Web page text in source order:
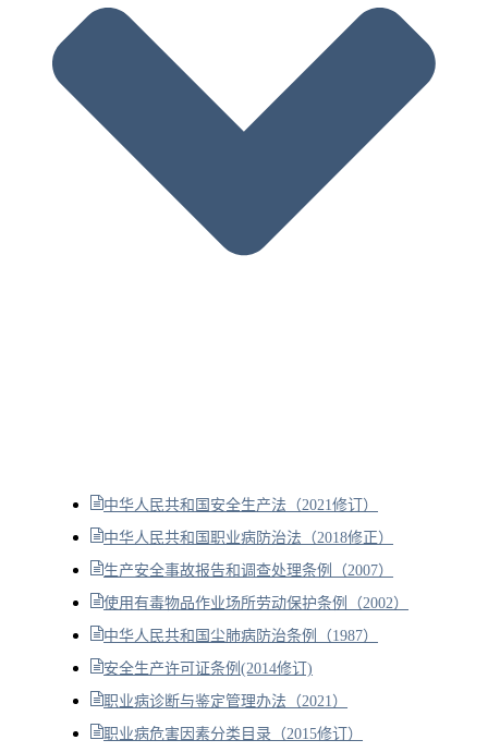
中华人民共和国安全生产法（2021修订）
中华人民共和国职业病防治法（2018修正）
生产安全事故报告和调查处理条例（2007）
使用有毒物品作业场所劳动保护条例（2002）
中华人民共和国尘肺病防治条例（1987）
安全生产许可证条例(2014修订)
职业病诊断与鉴定管理办法（2021）
职业病危害因素分类目录（2015修订）